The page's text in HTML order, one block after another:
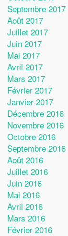
Septembre 2017
Août 2017
Juillet 2017
Juin 2017
Mai 2017
Avril 2017
Mars 2017
Février 2017
Janvier 2017
Décembre 2016
Novembre 2016
Octobre 2016
Septembre 2016
Août 2016
Juillet 2016
Juin 2016
Mai 2016
Avril 2016
Mars 2016
Février 2016